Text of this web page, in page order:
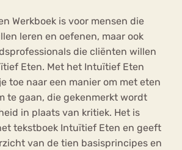
Werkboek is voor mensen die
leren en oefenen, maar ook
die cliënten willen
Eten. Met het Intuïtief Eten
toe naar een manier om met eten
te gaan, die gekenmerkt wordt
in plaats van kritiek. Het is
tekstboek Intuïtief Eten en geeft
van de tien basisprincipes en